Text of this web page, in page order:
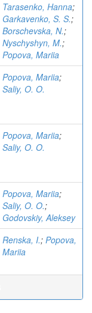
Tarasenko, Hanna;
Garkavenko, S. S.;
Borschevska, N.;
Nyschyshyn, M.;
Popova, Mariia
Popova, Mariia;
Saliy, O. O.
Popova, Mariia;
Saliy, O. O.
Popova, Mariia;
Saliy, O. O.;
Godovskiy, Aleksey
Renska, I.; Popova,
Mariia